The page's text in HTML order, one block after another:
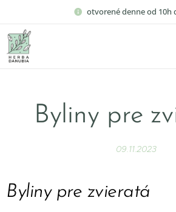
otvorené denne od 10h
Byliny pre
09.11.2023
Byliny pre zvieratá